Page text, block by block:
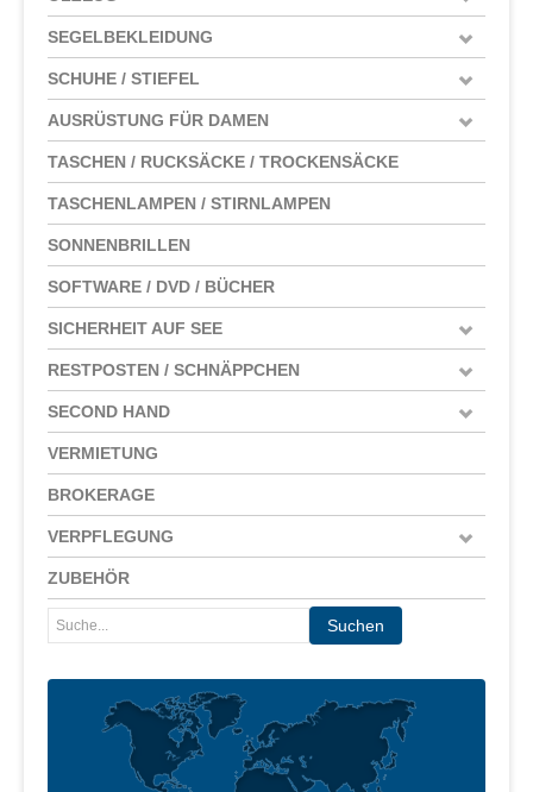
SEGELBEKLEIDUNG
SCHUHE / STIEFEL
AUSRÜSTUNG FÜR DAMEN
TASCHEN / RUCKSÄCKE / TROCKENSÄCKE
TASCHENLAMPEN / STIRNLAMPEN
SONNENBRILLEN
SOFTWARE / DVD / BÜCHER
SICHERHEIT AUF SEE
RESTPOSTEN / SCHNÄPPCHEN
SECOND HAND
VERMIETUNG
BROKERAGE
VERPFLEGUNG
ZUBEHÖR